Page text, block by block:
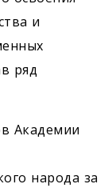
и
ряд
Академии
народа за